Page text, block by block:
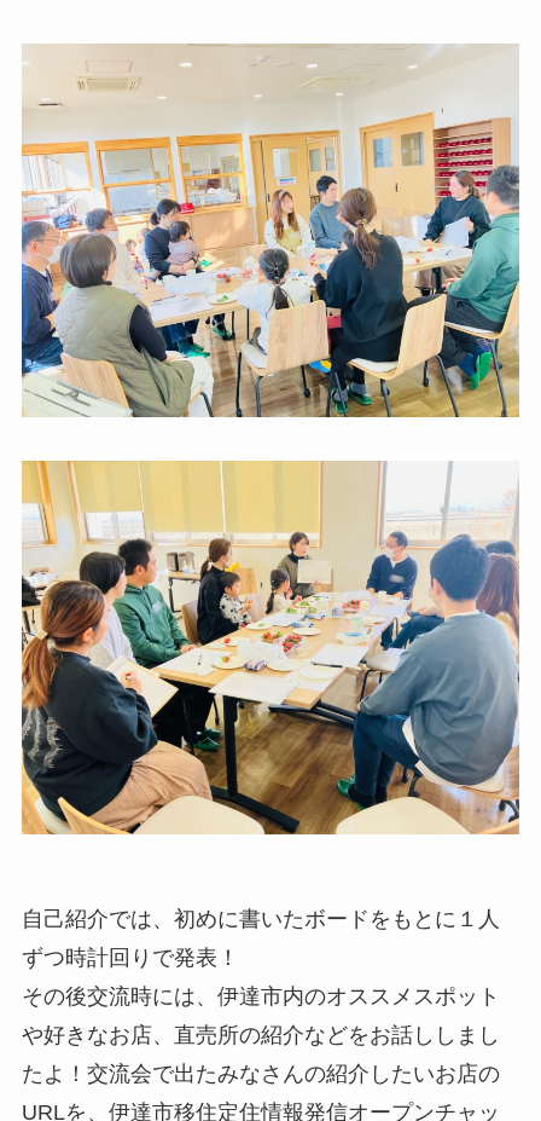
自己紹介では、初めに書いたボードをもとに１人
ずつ時計回りで発表！
その後交流時には、伊達市内のオススメスポット
や好きなお店、直売所の紹介などをお話ししまし
たよ！交流会で出たみなさんの紹介したいお店の
URLを、伊達市移住定住情報発信オープンチャッ